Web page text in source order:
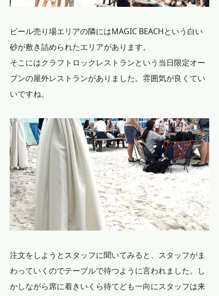
ビール売り場エリアの隣にはMAGIC BEACHという白い
砂が敷き詰められたエリアがあります。
そこにはクラフトロックレストランという当日限定オー
プンの屋外レストランがありました。雰囲気が良くてい
いですね。
注文をしようとスタッフに聞いてみると、スタッフがま
わっていくのでテーブルで待つように言われました。し
かしながら席に着きいくら待てども一向にスタッフは来